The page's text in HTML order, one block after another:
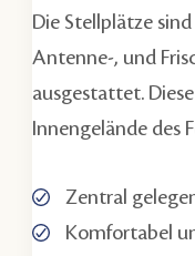
Die Stellplätze
Antenne-, und
ausgestattet.
Innengelände des
Zentral
Komfortabel